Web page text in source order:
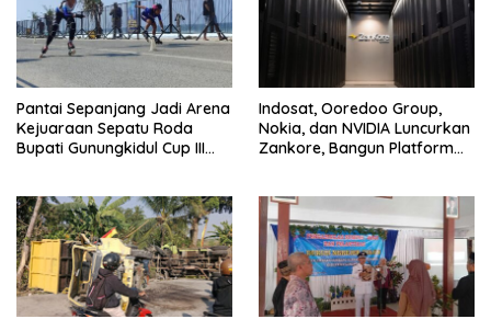
Pantai Sepanjang Jadi Arena
Kejuaraan Sepatu Roda
Bupati Gunungkidul Cup III
Tourism
Indosat, Ooredoo Group,
Nokia, dan NVIDIA Luncurkan
Zankore, Bangun Platform